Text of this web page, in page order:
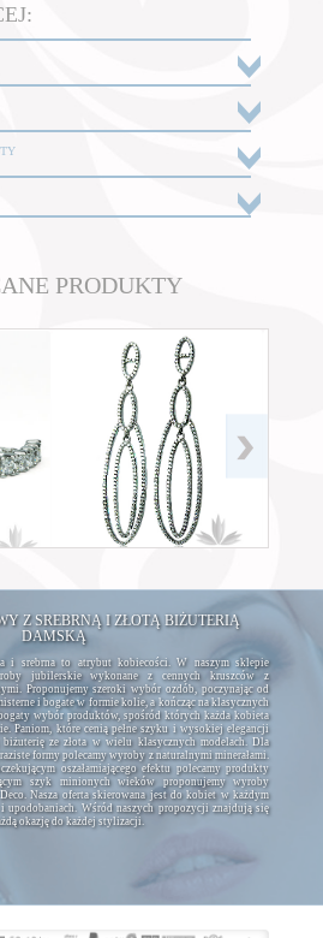
PRODUKTY
Z SREBRNĄ I ZŁOTĄ BIŻUTERIĄ
DAMSKĄ
i srebrna to atrybut kobiecości. W naszym sklepie
jubilerskie wykonane z cennych kruszców z
Proponujemy szeroki wybór ozdób, poczynając od
i bogate w formie kolie, a kończąc na klasycznych
wybór produktów, spośród których każda kobieta
Paniom, które cenią pełne szyku i wysokiej elegancji
ze złota w wielu klasycznych modelach. Dla
formy polecamy wyroby z naturalnymi minerałami.
oszałamiającego efektu polecamy produkty
szyk minionych wieków proponujemy wyroby
Nasza oferta skierowana jest do kobiet w każdym
upodobaniach. Wśród naszych propozycji znajdują się
okazję do każdej stylizacji.